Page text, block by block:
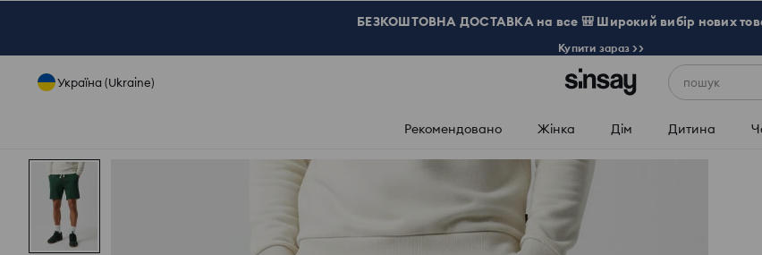
БЕЗКОШТОВНА ДОСТАВКА на все 🎒 Широкий вибір нових
Купити зараз >>
Україна (Ukraine) пошук
Рекомендовано Жінка Дім Дитина